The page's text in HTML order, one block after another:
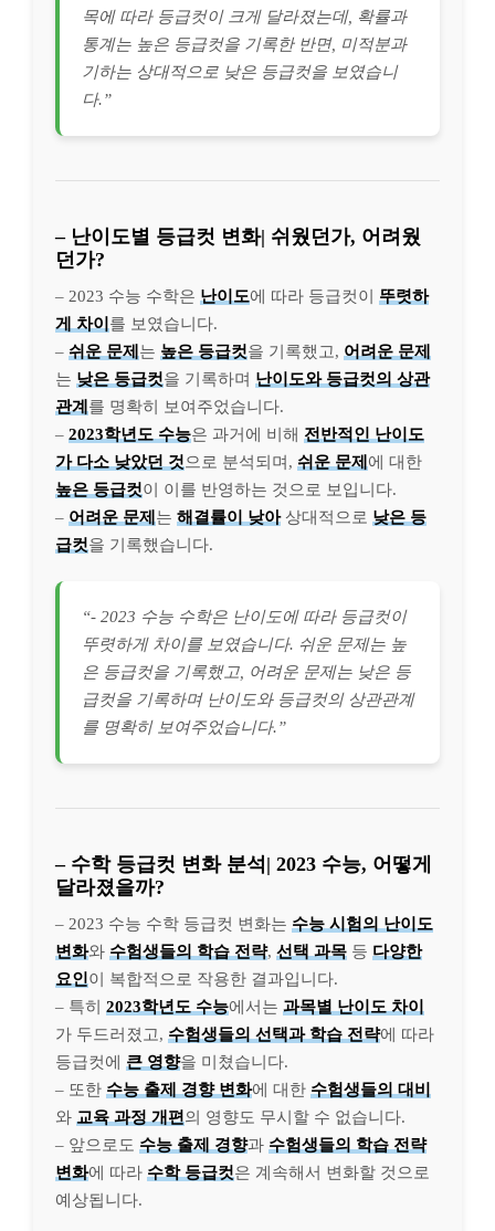
목에 따라 등급컷이 크게 달라졌는데, 확률과
통계는 높은 등급컷을 기록한 반면, 미적분과
기하는 상대적으로 낮은 등급컷을 보였습니
다.”
– 난이도별 등급컷 변화| 쉬웠던가, 어려웠
던가?
– 2023 수능 수학은 난이도에 따라 등급컷이 뚜렷하
게 차이 를 보였습니다.
– 쉬운 문제 는 높은 등급컷을 기록했고, 어려운 문제
는 낮은 등급컷을 기록하며 난이도와 등급컷의 상관
관계 를 명확히 보여주었습니다.
– 2023학년도 수능은 과거에 비해 전반적인 난이도
가 다소 낮았던 것으로 분석되며, 쉬운 문제 에 대한
높은 등급컷이 이를 반영하는 것으로 보입니다.
– 어려운 문제 는 해결률이 낮아상대적으로 낮은 등
급컷을 기록했습니다.
“- 2023 수능 수학은 난이도에 따라 등급컷이
뚜렷하게 차이를 보였습니다. 쉬운 문제는 높
은 등급컷을 기록했고, 어려운 문제는 낮은 등
급컷을 기록하며 난이도와 등급컷의 상관관계
를 명확히 보여주었습니다.”
– 수학 등급컷 변화 분석| 2023 수능, 어떻게
달라졌을까?
– 2023 수능 수학 등급컷 변화는 수능 시험의 난이도
변화와 수험생들의 학습 전략, 선택 과목 등 다양한
요인이 복합적으로 작용한 결과입니다.
– 특히 2023학년도 수능에서는 과목별 난이도 차이
가 두드러졌고, 수험생들의 선택과 학습 전략에 따라
등급컷에 큰 영향을 미쳤습니다.
– 또한 수능 출제 경향 변화에 대한 수험생들의 대비
와 교육 과정 개편 의 영향도 무시할 수 없습니다.
– 앞으로도 수능 출제 경향과 수험생들의 학습 전략
변화에 따라 수학 등급컷은 계속해서 변화할 것으로
예상됩니다.